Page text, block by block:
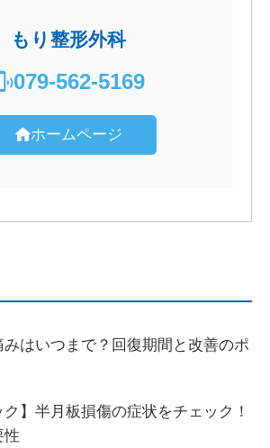
もり整形外科
079-562-5169
ホームページ
はいつまで？回復期間と改善のポ
ク】半月板損傷の症状をチェック！
性